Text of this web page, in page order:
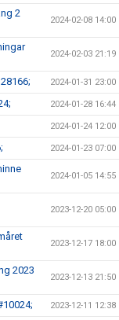
2
2024-02-08 14:00
2024-02-03 21:19
2024-01-31 23:00
2024-01-28 16:44
2024-01-24 12:00
2024-01-23 07:00
2024-01-05 14:55
2023-12-20 05:00
2023-12-17 18:00
2023
2023-12-13 21:50
2023-12-11 12:38